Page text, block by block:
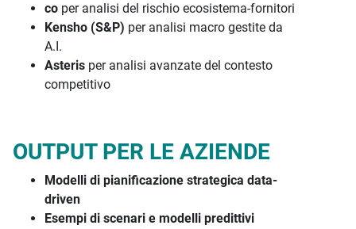
co per analisi del rischio ecosistema-fornitori
Kensho (S&P) per analisi macro gestite da
A.I.
Asteris per analisi avanzate del contesto
competitivo
OUTPUT PER LE AZIENDE
Modelli di pianificazione strategica data-
driven
Esempi di scenari e modelli predittivi